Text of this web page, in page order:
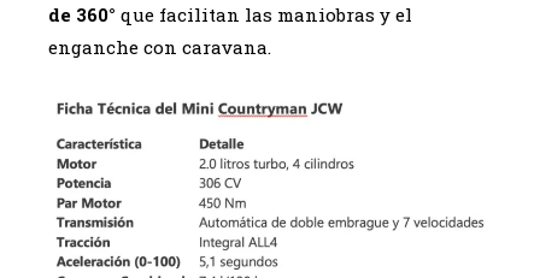
de 360° que facilitan las maniobras y el
enganche con caravana.